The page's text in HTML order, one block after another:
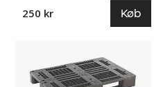
250 kr
Køb
format